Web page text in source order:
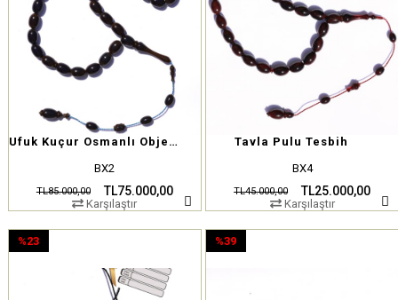
Ufuk Kuçur Osmanlı Obje Sıkma
BX2
TL75.000,00
TL85.000,00
Karşılaştır
Tavla Pulu Tesbih
BX4
TL25.000,00
TL45.000,00
Karşılaştır
%23
%39